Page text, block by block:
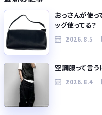
おっさんが使っ
ッグ使ってる？
2026.8.5
空調服って言う
2026.8.4